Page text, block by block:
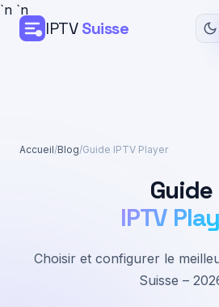
`n `n
IPTVSuisse
Guide Installation
Commander
Accueil/Blog/Guide IPTV Player
Guide
IPTV
Choisir et configurer le
Suisse –